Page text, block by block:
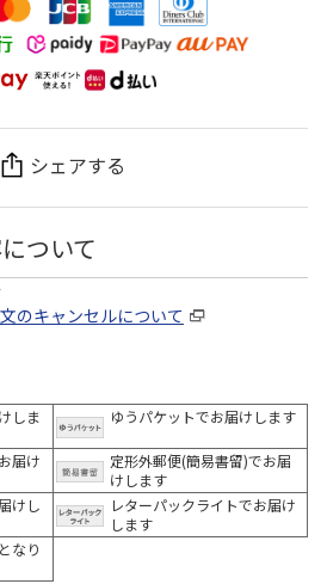
シェアする
ついて
のキャンセルについて
しま
ゆうパケットでお届けします
届け
定形外郵便(簡易書留)でお届
けします
けし
レターパックライトでお届け
します
なり